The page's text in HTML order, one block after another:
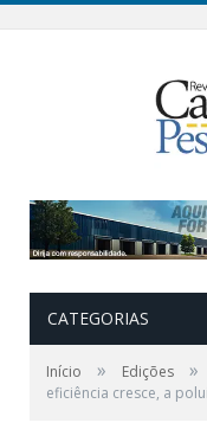
CATEGORIAS
Início » Edições »
eficiência cresce, a